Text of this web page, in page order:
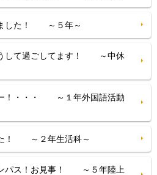
ました！ ～５年～
して過ごしてます！ ～中休
！・・・ ～１年外国語活動
！ ～２年生活科～
パス！お見事！ ～５年陸上